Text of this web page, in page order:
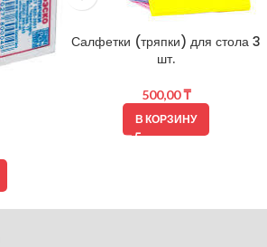
Салфетки (тряпки) для стола 3
шт.
500,00₸
В КОРЗИНУ